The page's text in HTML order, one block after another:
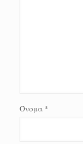
Όνομα *